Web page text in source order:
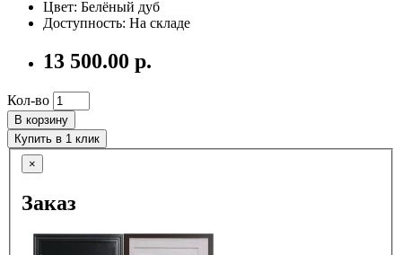
Цвет: Белёный дуб
Доступность: На складе
13 500.00 р.
Кол-во
В корзину
Купить в 1 клик
×
Заказ